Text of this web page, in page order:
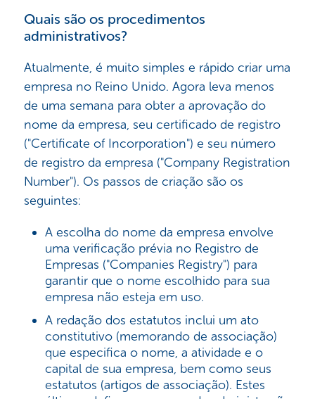
Quais são os procedimentos
administrativos?
Atualmente, é muito simples e rápido criar uma
empresa no Reino Unido. Agora leva menos
de uma semana para obter a aprovação do
nome da empresa, seu certificado de registro
("Certificate of Incorporation") e seu número
de registro da empresa ("Company Registration
Number"). Os passos de criação são os
seguintes:
A escolha do nome da empresa envolve
uma verificação prévia no Registro de
Empresas ("Companies Registry") para
garantir que o nome escolhido para sua
empresa não esteja em uso.
A redação dos estatutos inclui um ato
constitutivo (memorando de associação)
que especifica o nome, a atividade e o
capital de sua empresa, bem como seus
estatutos (artigos de associação). Estes